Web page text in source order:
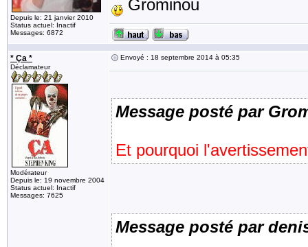
Depuis le: 21 janvier 2010
Status actuel: Inactif
Messages: 6872
Grominou
* Ça *
Déclamateur
Modérateur
Depuis le: 19 novembre 2004
Status actuel: Inactif
Messages: 7625
Envoyé : 18 septembre 2014 à 05:35
Message posté par
Et pourquoi
Message posté par